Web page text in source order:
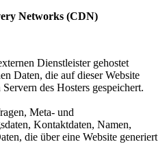
Networks (CDN)
Dienstleister gehostet
Daten, die auf dieser Website
des Hosters gespeichert.
Meta- und
Kontaktdaten, Namen,
die über eine Website generiert